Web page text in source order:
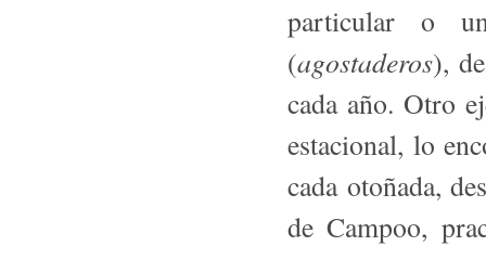
particular o
(agostaderos),
cada año. Otro
estacional, lo
cada otoñada,
de Campoo,